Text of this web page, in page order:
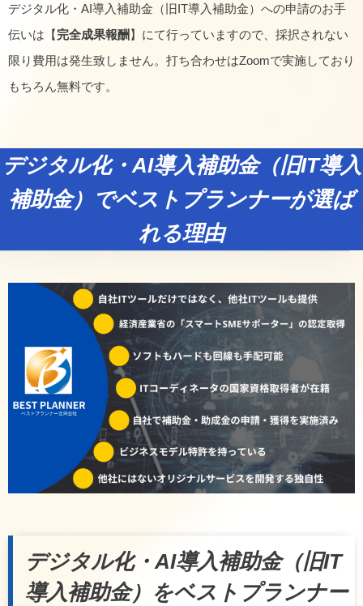
デジタル化・AI導入補助金（旧IT導入補助金）への申請のお手
伝いは【完全成果報酬 】にて行っていますので、採択されない
限り費用は発生致しません。打ち合わせはZoomで実施しており
もちろん無料です。
デジタル化・AI導入補助金（旧IT導入
補助金）でベストプランナーが選ば
れる理由
デジタル化・AI導入補助金（旧IT
導入補助金）をベストプランナー